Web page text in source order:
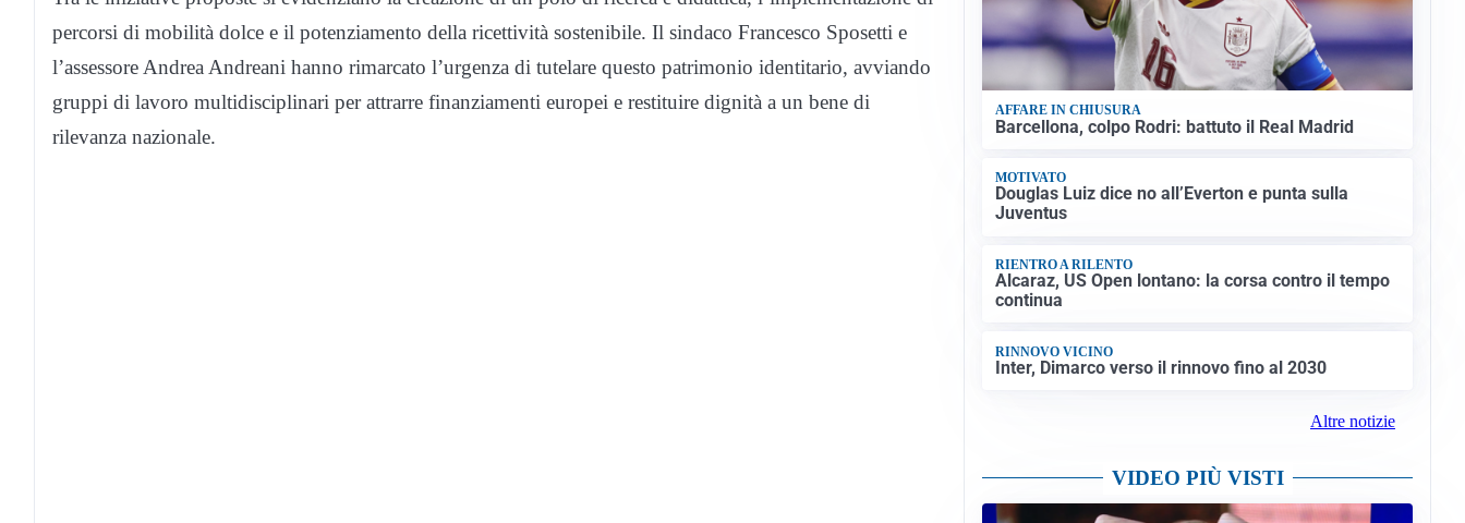
percorsi di mobilità dolce e il potenziamento della ricettività sostenibile. Il sindaco Francesco Sposetti e
l’assessore Andrea Andreani hanno rimarcato l’urgenza di tutelare questo patrimonio identitario, avviando
gruppi di lavoro multidisciplinari per attrarre finanziamenti europei e restituire dignità a un bene di
rilevanza nazionale.
AFFARE IN CHIUSURA
Barcellona, colpo Rodri: battuto il Real Madrid
MOTIVATO
Douglas Luiz dice no all’Everton e punta sulla
Juventus
RIENTRO A RILENTO
Alcaraz, US Open lontano: la corsa contro il tempo
continua
RINNOVO VICINO
Inter, Dimarco verso il rinnovo fino al 2030
Altre notizie
VIDEO PIÙ VISTI